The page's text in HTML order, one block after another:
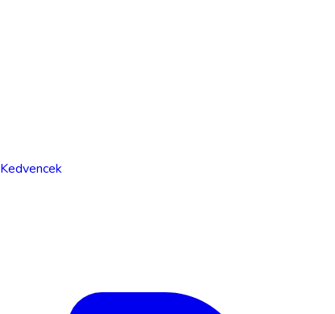
Kedvencek